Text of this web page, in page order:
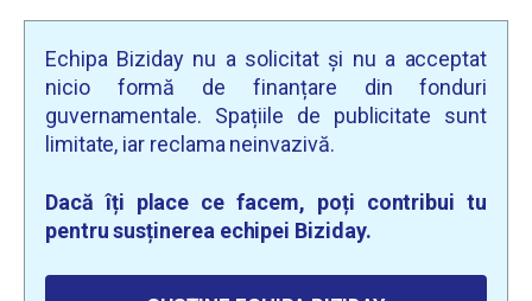
Echipa Biziday nu a solicitat și nu a acceptat
nicio formă de finanțare din fonduri
guvernamentale. Spațiile de publicitate sunt
limitate, iar reclama neinvazivă.
Dacă îți place ce facem, poți contribui tu
pentru susținerea echipei Biziday.